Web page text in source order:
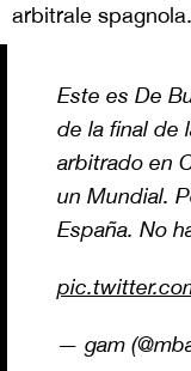
arbitrale spagnola.
Este es De
de la final de
arbitrado en
un Mundial.
España. No
— gam